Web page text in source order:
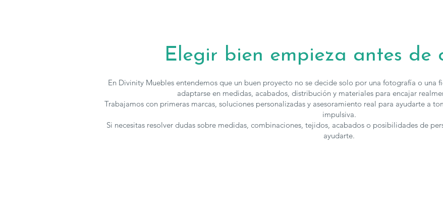
Elegir bien empieza antes de
En Divinity Muebles entendemos que un buen proyecto no se decide solo por una fotografía o una
adaptarse en medidas, acabados, distribución y materiales para encajar
Trabajamos con primeras marcas, soluciones personalizadas y asesoramiento real para ayudarte a
impulsiva.
Si necesitas resolver dudas sobre medidas, combinaciones, tejidos, acabados o posibilidades de
ayudarte.